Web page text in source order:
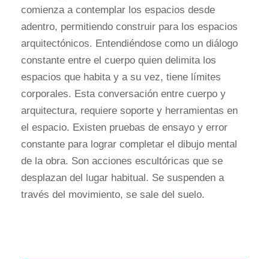
comienza a contemplar los espacios desde
adentro, permitiendo construir para los espacios
arquitectónicos. Entendiéndose como un diálogo
constante entre el cuerpo quien delimita los
espacios que habita y a su vez, tiene límites
corporales. Esta conversación entre cuerpo y
arquitectura, requiere soporte y herramientas en
el espacio. Existen pruebas de ensayo y error
constante para lograr completar el dibujo mental
de la obra. Son acciones escultóricas que se
desplazan del lugar habitual. Se suspenden a
través del movimiento, se sale del suelo.